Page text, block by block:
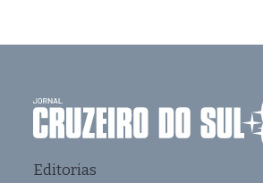
Editorias